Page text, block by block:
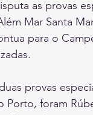
as provas
Mar Santa
para o
provas
Porto, foram